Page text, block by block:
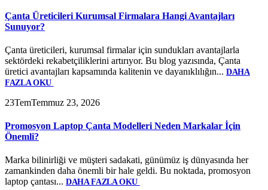
Çanta Üreticileri Kurumsal Firmalara Hangi Avantajları
Sunuyor?
Çanta üreticileri, kurumsal firmalar için sundukları avantajlarla
sektördeki rekabetçiliklerini artırıyor. Bu blog yazısında, Çanta
üretici avantajları kapsamında kalitenin ve dayanıklılığın... DAHA
FAZLA OKU
23TemTemmuz 23, 2026
Promosyon Laptop Çanta Modelleri Neden Markalar İçin
Önemli?
Marka bilinirliği ve müşteri sadakati, günümüz iş dünyasında her
zamankinden daha önemli bir hale geldi. Bu noktada, promosyon
laptop çantası... DAHA FAZLA OKU